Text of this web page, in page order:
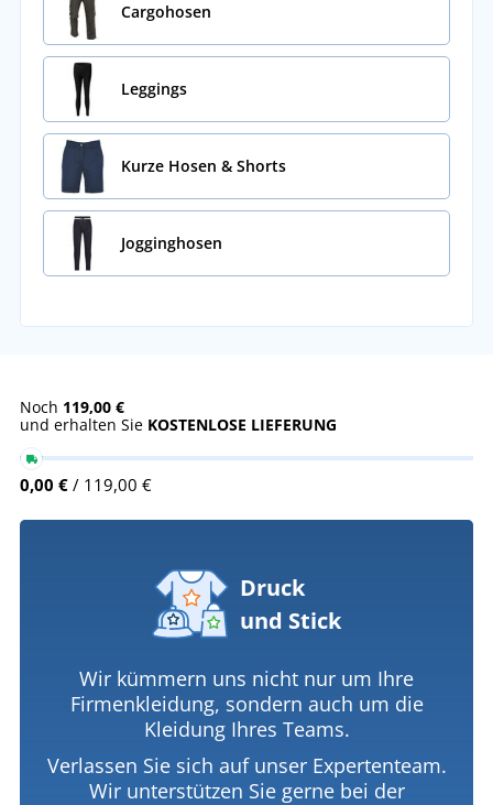
Cargohosen
Leggings
Kurze Hosen & Shorts
Jogginghosen
Noch 119,00 €
und erhalten Sie KOSTENLOSE LIEFERUNG
0,00 € / 119,00 €
Druck
und Stick
Wir kümmern uns nicht nur um Ihre
Firmenkleidung, sondern auch um die
Kleidung Ihres Teams.
Verlassen Sie sich auf unser Expertenteam.
Wir unterstützen Sie gerne bei der